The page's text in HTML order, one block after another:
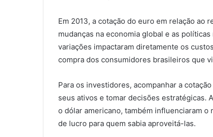
Em 2013, a cotação do euro em relação ao
mudanças na economia global e as
variações impactaram diretamente os
compra dos consumidores brasileiros que
Para os investidores, acompanhar a
seus ativos e tomar decisões estratégicas.
o dólar americano, também influenciaram
de lucro para quem sabia aproveitá-las.